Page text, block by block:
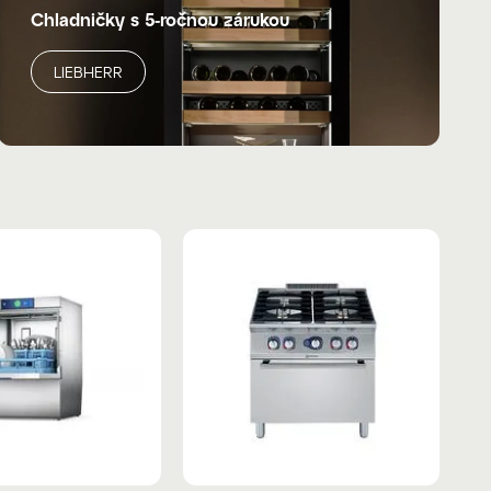
Chladničky s 5-ročnou zárukou
LIEBHERR